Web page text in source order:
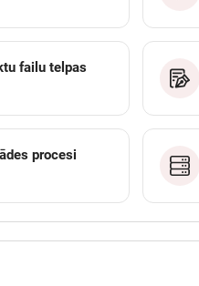
failu telpas
procesi